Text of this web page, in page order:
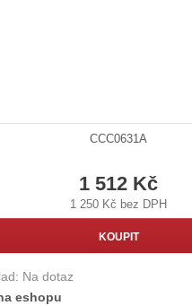
CCC0631A
1 512 Kč
1 250 Kč bez DPH
KOUPIT
Na dotaz
eshopu